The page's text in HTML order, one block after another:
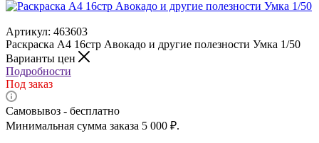
Артикул: 463603
Раскраска A4 16стр Авокадо и другие полезности Умка 1/50
Варианты цен
Подробности
Под заказ
Самовывоз - бесплатно
Минимальная сумма заказа 5 000 ₽.